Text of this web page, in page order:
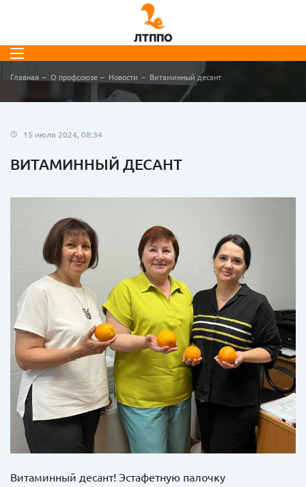
Главная О профсоюзе Новости Витаминный десант
15 июля 2024, 08:34
ВИТАМИННЫЙ ДЕСАНТ
Витаминный десант! Эстафетную палочку